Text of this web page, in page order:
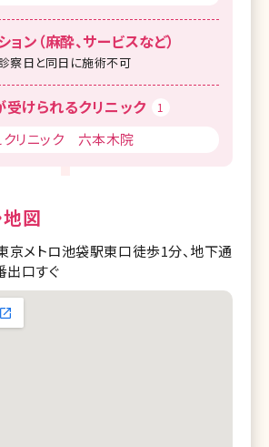
ョン（麻酔、サービスなど）
察日と同日に施術不可
受けられるクリニック 1
クリニック 六本木院
地図
京メトロ池袋駅東口徒歩1分、地下通
出口すぐ